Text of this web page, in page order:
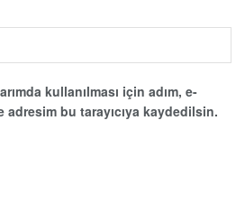
kullanılması için adım, e-
bu tarayıcıya kaydedilsin.